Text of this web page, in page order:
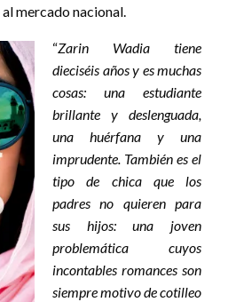
mercado nacional.
“Zarin Wadia tiene
dieciséis años y es muchas
cosas: una estudiante
brillante y deslenguada,
una huérfana y una
imprudente. También es el
tipo de chica que los
padres no quieren para
sus hijos: una joven
problemática cuyos
incontables romances son
siempre motivo de cotilleo